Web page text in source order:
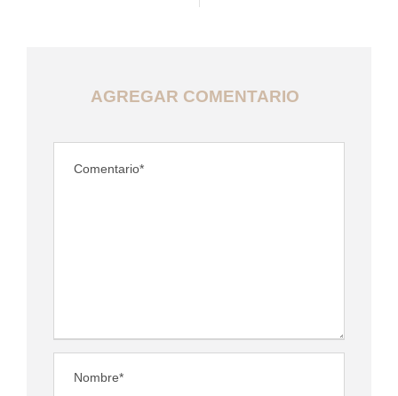
AGREGAR COMENTARIO